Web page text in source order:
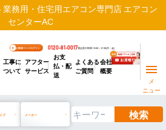
務用・住宅用エアコン専門店 エアコン
センターAC
お客様ページログイン 0120-81-0017電話受付時間 / 9:00～17:30(月～金)
工事に
ついて
アフター
サービス
お支
払・配
送
よくある
ご質問
会社
概要
メ
ニュー
プ メーカー 検索